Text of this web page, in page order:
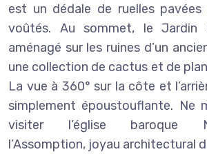
est un dédale de ruelles
voûtés. Au sommet, le Jardin
aménagé sur les ruines d’un
une collection de cactus et de
La vue à 360° sur la côte et
simplement époustouflante. Ne
visiter l’église baroque
l’Assomption, joyau architectural